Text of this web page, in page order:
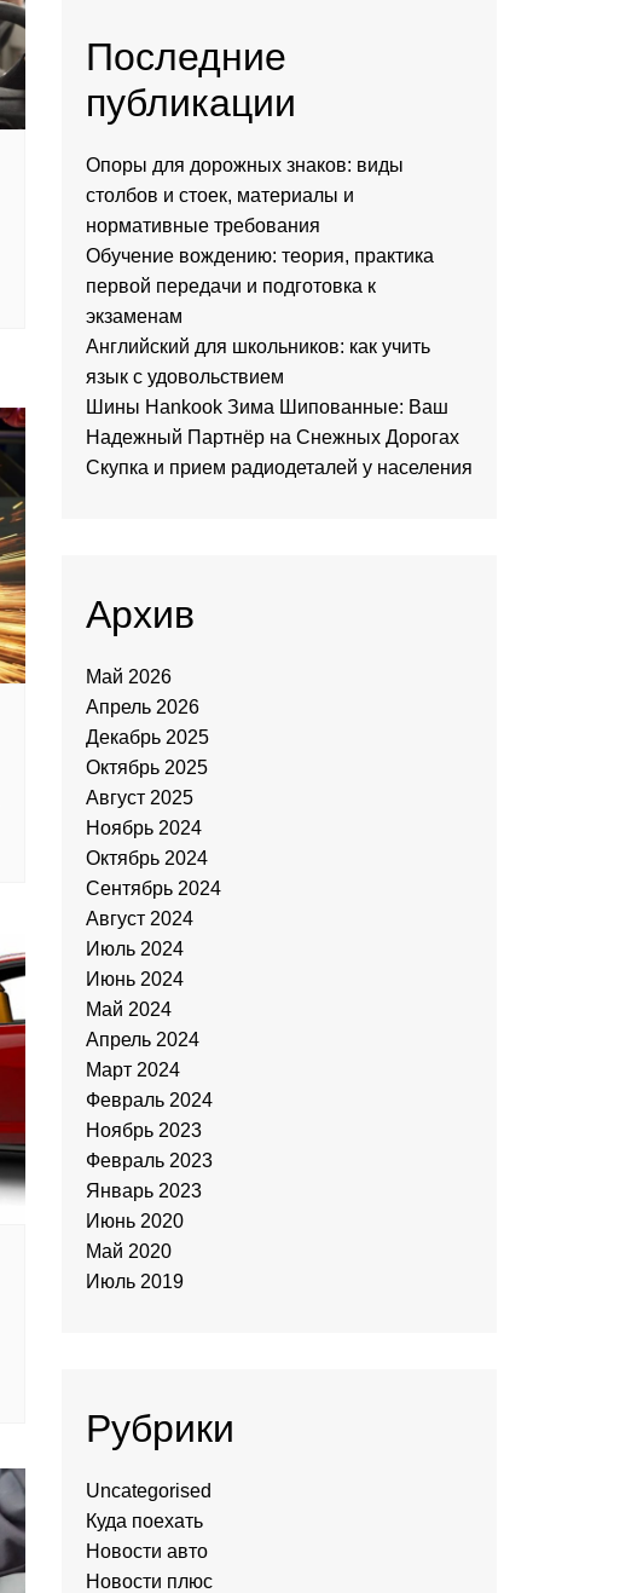
Последние
публикации
Опоры для дорожных знаков: виды
столбов и стоек, материалы и
нормативные требования
Обучение вождению: теория, практика
первой передачи и подготовка к
экзаменам
Английский для школьников: как учить
язык с удовольствием
Шины Hankook Зима Шипованные: Ваш
Надежный Партнёр на Снежных Дорогах
Скупка и прием радиодеталей у населения
Архив
Май 2026
Апрель 2026
Декабрь 2025
Октябрь 2025
Август 2025
Ноябрь 2024
Октябрь 2024
Сентябрь 2024
Август 2024
Июль 2024
Июнь 2024
Май 2024
Апрель 2024
Март 2024
Февраль 2024
Ноябрь 2023
Февраль 2023
Январь 2023
Июнь 2020
Май 2020
Июль 2019
Рубрики
Uncategorised
Куда поехать
Новости авто
Новости плюс